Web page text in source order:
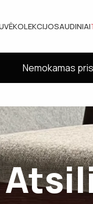
KOLEKCIJOSAUDINIAI
Nemokamas